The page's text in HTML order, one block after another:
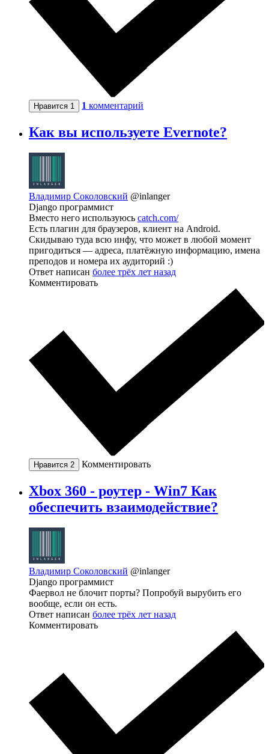
Нравится 1 1 комментарий
Как вы используете Evernote?
Владимир Соколовский @inlanger
Django программист
Вместо него используюсь catch.com/
Есть плагин для браузеров, клиент на Android.
Скидываю туда всю инфу, что может в любой момент
пригодиться — адреса, платёжную информацию, имена
преподов и номера их аудиторий :)
Ответ написан более трёх лет назад
Комментировать
Нравится 2 Комментировать
Xbox 360 - роутер - Win7 Как
обеспечить взаимодействие?
Владимир Соколовский @inlanger
Django программист
Фаервол не блочит порты? Попробуй вырубить его
вообще, если он есть.
Ответ написан более трёх лет назад
Комментировать